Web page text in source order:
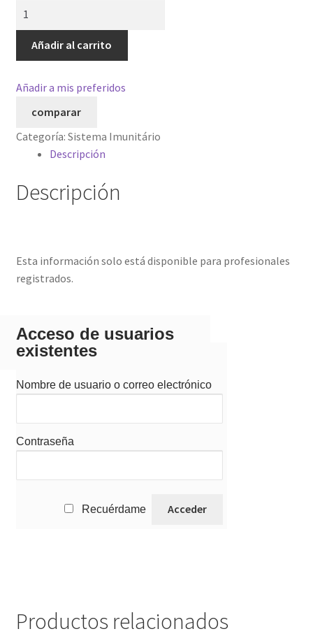
cantidad
Añadir al carrito
Añadir a mis preferidos
comparar
Categoría: Sistema Imunitário
Descripción
Descripción
Esta información solo está disponible para profesionales
registrados.
Acceso de usuarios
existentes
Nombre de usuario o correo electrónico
Contraseña
Recuérdame
Productos relacionados